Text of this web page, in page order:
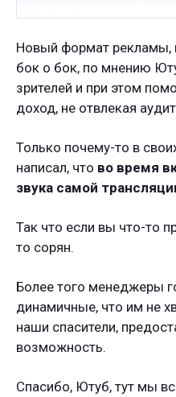
Новый формат рекламы,
бок о бок, по мнению
зрителей и при этом
доход, не отвлекая
Только почему-то в
написал, что во время
звука самой
Так что если вы что-то
то сорян.
Более того менеджеры
динамичные, что им не
наши спасители,
возможность.
Спасибо, Ютуб, тут мы